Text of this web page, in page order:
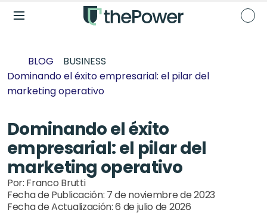
BLOG
BUSINESS
Dominando el éxito empresarial: el pilar del
marketing operativo
Dominando el éxito
empresarial: el pilar del
marketing operativo
Por: Franco Brutti
Fecha de Publicación: 7 de noviembre de 2023
Fecha de Actualización: 6 de julio de 2026